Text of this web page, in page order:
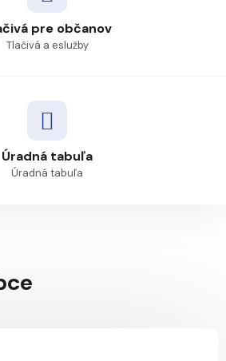
pre občanov
Tlačivá a eslužby
Úradná tabuľa
Úradná tabuľa